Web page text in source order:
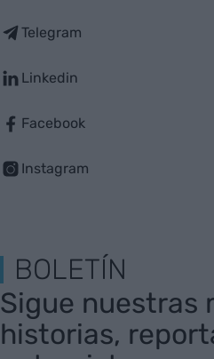
Telegram
Linkedin
Facebook
Instagram
BOLETÍN
Sigue nuestras
historias,